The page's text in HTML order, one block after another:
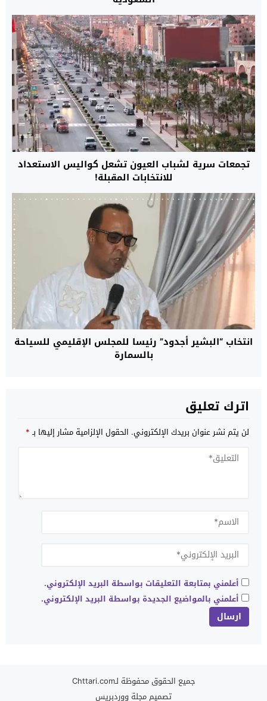
تجمعات سرية لشباب العيون تشعل كواليس الاستعداد
للانتخابات المقبلة!
انتخاب “البشير أجدود” رئيسا للمجلس الإقليمي للسياحة
بالسمارة
اترك تعليق
لن يتم نشر عنوان بريدك الإلكتروني. الحقول الإلزامية مشار إليها بـ*
أعلمني بمتابعة التعليقات بواسطة البريد الإلكتروني.
أعلمني بالمواضيع الجديدة بواسطة البريد الإلكتروني.
جميع الحقوق محفوظة لـChttari.com
تصميممجلة ووردبريس